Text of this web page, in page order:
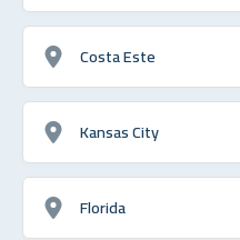
Costa Este
Kansas City
Florida